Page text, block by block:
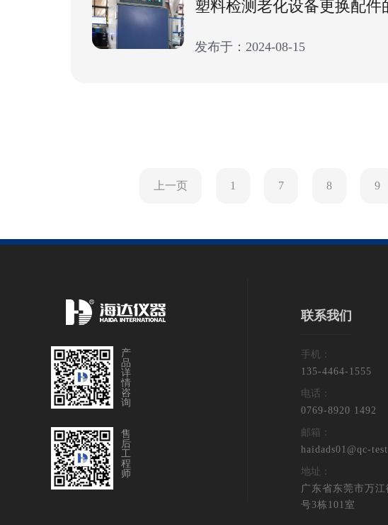
发布于：2024-08-15
上一页 1 7 8 9
产
品
详
情
咨
询
售
后
工
程
师
联系我们
手机：
135-4464-1555
电话：
0769-8920 1492
邮箱：
haidads01@qc-
地址：
广东省东莞市万
号3栋101室